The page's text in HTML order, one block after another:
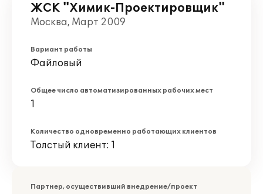
ЖСК "Химик-Проектировщик"
Москва, Март 2009
Вариант работы
Файловый
Общее число автоматизированных рабочих мест
1
Количество одновременно работающих клиентов
Толстый клиент: 1
Партнер, осуществивший внедрение/проект